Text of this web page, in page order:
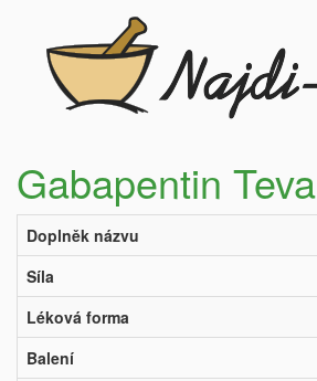
Gabapentin Teva
Doplněk názvu
Síla
Léková forma
Balení